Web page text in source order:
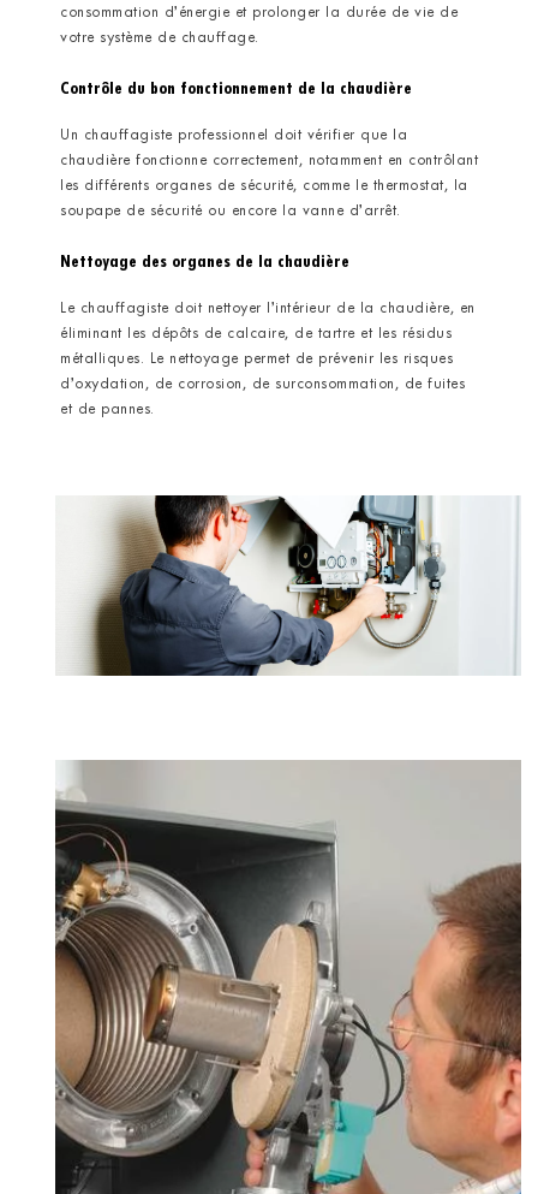
consommation d’énergie et prolonger la durée de vie de
votre système de chauffage.
Contrôle du bon fonctionnement de la chaudière
Un chauffagiste professionnel doit vérifier que la
chaudière fonctionne correctement, notamment en contrôlant
les différents organes de sécurité, comme le thermostat, la
soupape de sécurité ou encore la vanne d’arrêt.
Nettoyage des organes de la chaudière
Le chauffagiste doit nettoyer l’intérieur de la chaudière, en
éliminant les dépôts de calcaire, de tartre et les résidus
métalliques. Le nettoyage permet de prévenir les risques
d’oxydation, de corrosion, de surconsommation, de fuites
et de pannes.